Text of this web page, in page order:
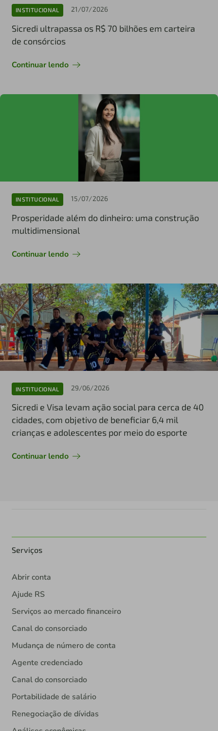
INSTITUCIONAL 21/07/2026
Sicredi ultrapassa os R$ 70 bilhões em carteira
de consórcios
Continuar lendo
INSTITUCIONAL 15/07/2026
Prosperidade além do dinheiro: uma construção
multidimensional
Continuar lendo
INSTITUCIONAL 29/06/2026
Sicredi e Visa levam ação social para cerca de 40
cidades, com objetivo de beneficiar 6,4 mil
crianças e adolescentes por meio do esporte
Continuar lendo
Serviços
Abrir conta
Ajude RS
Serviços ao mercado financeiro
Canal do consorciado
Mudança de número de conta
Agente credenciado
Canal do consorciado
Portabilidade de salário
Renegociação de dívidas